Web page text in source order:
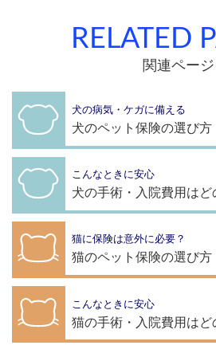
RELATED
関連ページ
犬の病気・ケガに備える
犬のペット保険の選び方
こんなときに安心
犬の手術・入院費用はど
猫に保険は意外に必要？
猫のペット保険の選び方
こんなときに安心
猫の手術・入院費用はど